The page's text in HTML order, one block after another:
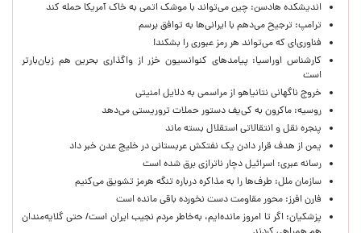
اندیشکده هادسن: چین می‌تواند با موشک اتمی به خاک آمریکا حمله کند
ترامپ: ترجیح می‌دهم با ایرانی‌‌ها به توافق برسم
فناوری‌ای که می‌تواند هر رمز عبوری را بشکند!
کارشناس اوراسیا: پیامدهای کنوانسیون خزر از واگذاری بحرین هم زیان‌بارتر
است
خروج ناگهانی نتانیاهو از مراسمی به دلایل امنیتی
روسیه: ماکرون به کی‌یف دستور حملات تروریستی می‌دهد
پنجره‌ نقل و انتقالاتی استقلال بسته ماند
یمن از هدف قرار دادن یک نفتکش عربستانی در خلیج عدن خبر داد
رسانه عبری: اسرائیل دچار ناترازی برق شده است
سازمان ملل: طرف‌ها را به مذاکره درباره تنگه هرمز تشویق می‌کنیم
فارن افرز: محور مقاومت دست نخورده باقی مانده است
پزشکیان: اگر تا امروز مانده‌ایم، به‌خاطر مردم نجیب ایران است/ حتی گلایه‌مندان